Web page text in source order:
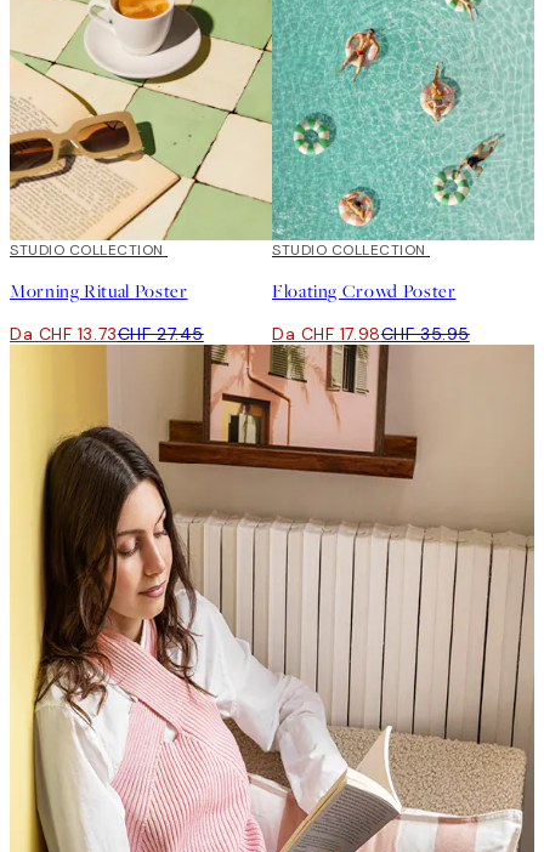
50%*
STUDIO COLLECTION
Morning Ritual Poster
Da CHF 13.73CHF 27.45
50%*
STUDIO COLLECTION
Floating Crowd Poster
Da CHF 17.98CHF 35.95